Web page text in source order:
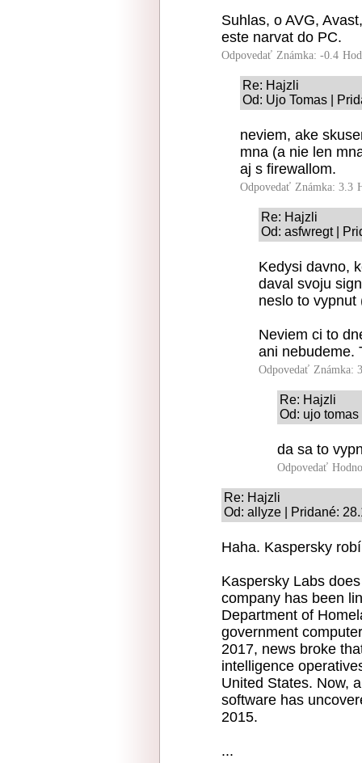
Suhlas, o AVG,
este narvat do PC.
Odpovedať Známka: -0.4
Re: Hajzli
Od: Ujo Tomas |
neviem, ake
mna (a nie len
aj s firewallom.
Odpovedať Známka: 3.3
Re: Hajzli
Od: asfwregt |
Kedysi davno,
daval svoju
neslo to vypnut
Neviem ci to
ani nebudeme.
Odpovedať Známka:
Re: Hajzli
Od: ujo
da sa to
Odpovedať
Re: Hajzli
Od: allyze | Pridané:
Haha. Kaspersky
Kaspersky Labs
company has been
Department of
government
2017, news broke
intelligence
United States. Now,
software has
2015.
...